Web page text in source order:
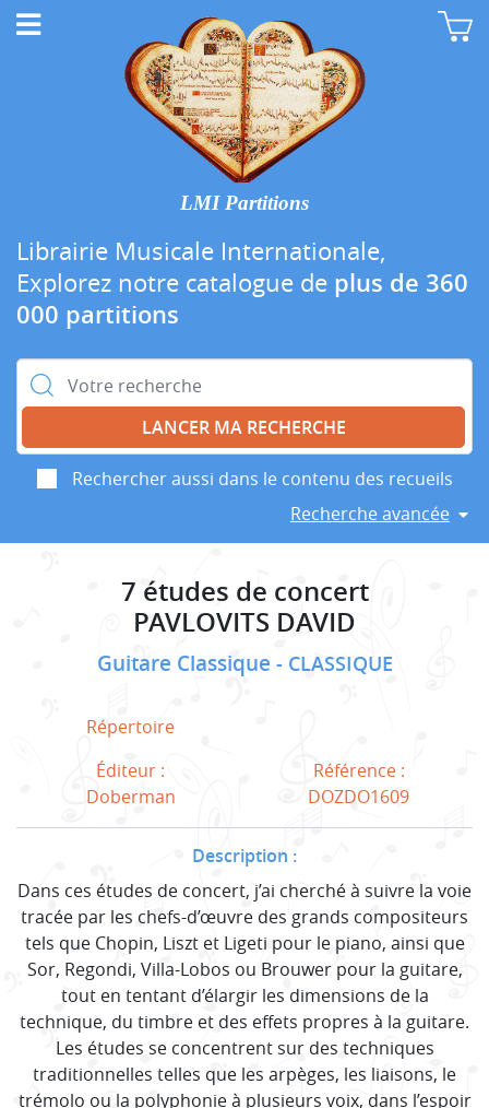
LMI Partitions
Librairie Musicale Internationale,
Explorez notre catalogue de plus de 360
000 partitions
Rechercher :
Rechercher aussi dans le contenu des recueils
Recherche avancée
7 études de concert
PAVLOVITS DAVID
Guitare Classique CLASSIQUE
Répertoire
Éditeur :
Doberman
Référence :
DOZDO1609
Description :
Dans ces études de concert, j’ai cherché à suivre la voie
tracée par les chefs-d’œuvre des grands compositeurs
tels que Chopin, Liszt et Ligeti pour le piano, ainsi que
Sor, Regondi, Villa-Lobos ou Brouwer pour la guitare,
tout en tentant d’élargir les dimensions de la
technique, du timbre et des effets propres à la guitare.
Les études se concentrent sur des techniques
traditionnelles telles que les arpèges, les liaisons, le
trémolo ou la polyphonie à plusieurs voix, dans l’espoir